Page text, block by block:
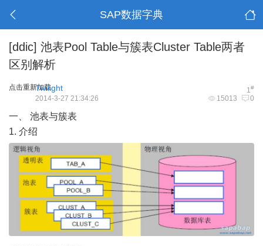
SAP数据字典
[ddic] 池表Pool Table与簇表Cluster Table两者
区别解析
点击重新加载 1#
Twilight
15013 0
2014-3-27 21:34:26
一、 池表与簇表
1. 介绍